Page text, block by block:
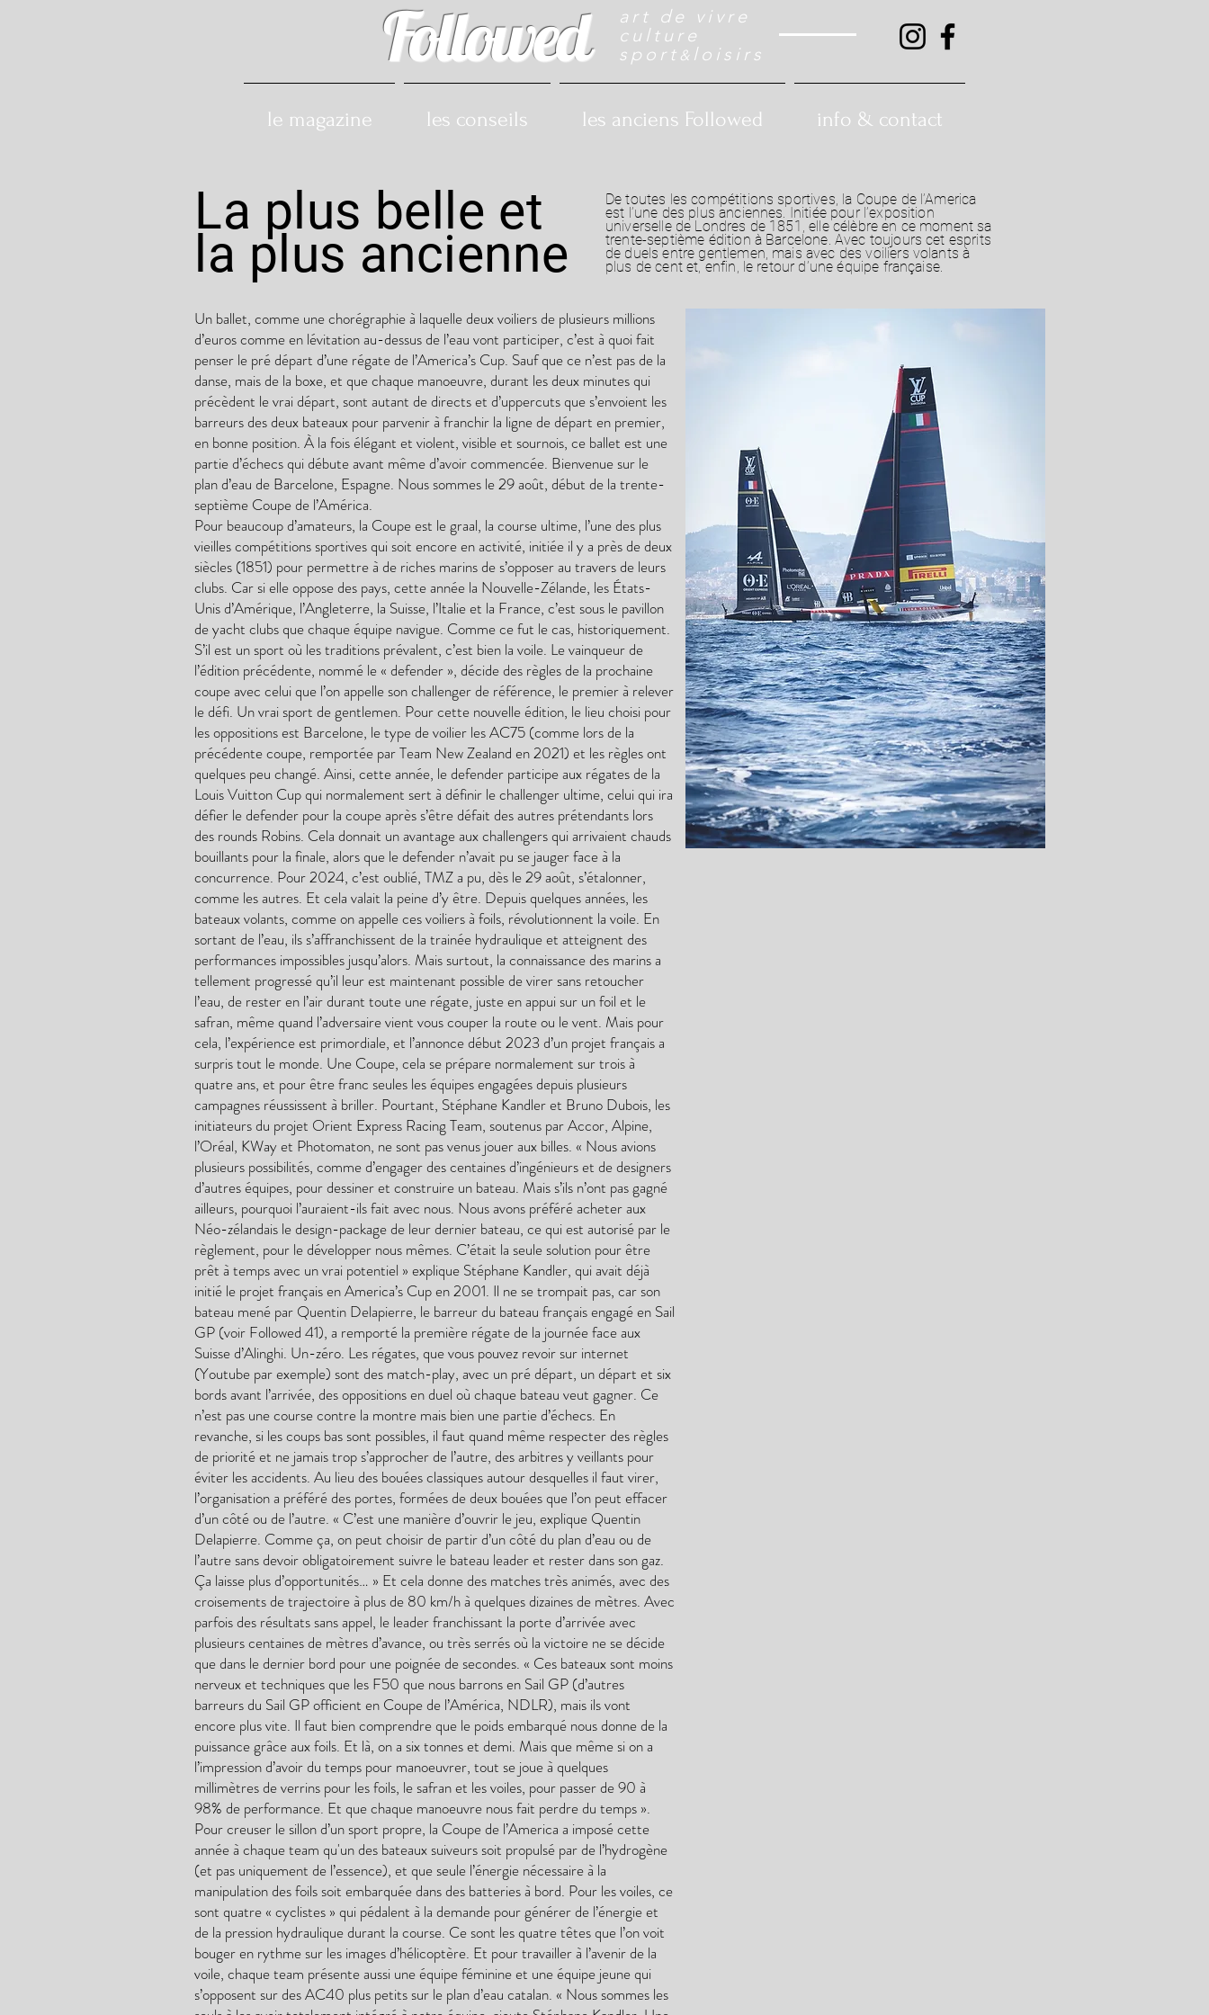
Followed
art de vivre
culture
sport & loisirs
le magazine les conseils les anciens Followed info & contact
La plus belle et
la plus ancienne
De toutes les compétitions sportives, la Coupe de l’America
est l’une des plus anciennes. Initiée pour l’exposition
universelle de Londres de 1851, elle célèbre en ce moment sa
trente-septième édition à Barcelone. Avec toujours cet esprits
de duels entre gentlemen, mais avec des voiliers volants à
plus de cent et, enfin, le retour d’une équipe française.
Un ballet, comme une chorégraphie à laquelle deux voiliers de plusieurs millions
d’euros comme en lévitation au-dessus de l’eau vont participer, c’est à quoi fait
penser le pré départ d’une régate de l’America’s Cup. Sauf que ce n’est pas de la
danse, mais de la boxe, et que chaque manoeuvre, durant les deux minutes qui
précèdent le vrai départ, sont autant de directs et d’uppercuts que s’envoient les
barreurs des deux bateaux pour parvenir à franchir la ligne de départ en premier,
en bonne position. À la fois élégant et violent, visible et sournois, ce ballet est une
partie d’échecs qui débute avant même d’avoir commencée. Bienvenue sur le
plan d’eau de Barcelone, Espagne. Nous sommes le 29 août, début de la trente-
septième Coupe de l’América.
Pour beaucoup d’amateurs, la Coupe est le graal, la course ultime, l’une des plus
vieilles compétitions sportives qui soit encore en activité, initiée il y a près de deux
siècles (1851) pour permettre à de riches marins de s’opposer au travers de leurs
clubs. Car si elle oppose des pays, cette année la Nouvelle-Zélande, les États-
Unis d’Amérique, l’Angleterre, la Suisse, l’Italie et la France, c’est sous le pavillon
de yacht clubs que chaque équipe navigue. Comme ce fut le cas, historiquement.
S’il est un sport où les traditions prévalent, c’est bien la voile. Le vainqueur de
l’édition précédente, nommé le « defender », décide des règles de la prochaine
coupe avec celui que l’on appelle son challenger de référence, le premier à relever
le défi. Un vrai sport de gentlemen. Pour cette nouvelle édition, le lieu choisi pour
les oppositions est Barcelone, le type de voilier les AC75 (comme lors de la
précédente coupe, remportée par Team New Zealand en 2021) et les règles ont
quelques peu changé. Ainsi, cette année, le defender participe aux régates de la
Louis Vuitton Cup qui normalement sert à définir le challenger ultime, celui qui ira
défier le defender pour la coupe après s’être défait des autres prétendants lors
des rounds Robins. Cela donnait un avantage aux challengers qui arrivaient chauds
bouillants pour la finale, alors que le defender n’avait pu se jauger face à la
concurrence. Pour 2024, c’est oublié, TMZ a pu, dès le 29 août, s’étalonner,
comme les autres. Et cela valait la peine d’y être. Depuis quelques années, les
bateaux volants, comme on appelle ces voiliers à foils, révolutionnent la voile. En
sortant de l’eau, ils s’affranchissent de la trainée hydraulique et atteignent des
performances impossibles jusqu’alors. Mais surtout, la connaissance des marins a
tellement progressé qu’il leur est maintenant possible de virer sans retoucher
l’eau, de rester en l’air durant toute une régate, juste en appui sur un foil et le
safran, même quand l’adversaire vient vous couper la route ou le vent. Mais pour
cela, l’expérience est primordiale, et l’annonce début 2023 d’un projet français a
surpris tout le monde. Une Coupe, cela se prépare normalement sur trois à
quatre ans, et pour être franc seules les équipes engagées depuis plusieurs
campagnes réussissent à briller. Pourtant, Stéphane Kandler et Bruno Dubois, les
initiateurs du projet Orient Express Racing Team, soutenus par Accor, Alpine,
l’Oréal, KWay et Photomaton, ne sont pas venus jouer aux billes. « Nous avions
plusieurs possibilités, comme d’engager des centaines d’ingénieurs et de designers
d’autres équipes, pour dessiner et construire un bateau. Mais s’ils n’ont pas gagné
ailleurs, pourquoi l’auraient-ils fait avec nous. Nous avons préféré acheter aux
Néo-zélandais le design-package de leur dernier bateau, ce qui est autorisé par le
règlement, pour le développer nous mêmes. C’était la seule solution pour être
prêt à temps avec un vrai potentiel » explique Stéphane Kandler, qui avait déjà
initié le projet français en America’s Cup en 2001. Il ne se trompait pas, car son
bateau mené par Quentin Delapierre, le barreur du bateau français engagé en Sail
GP (voir Followed 41), a remporté la première régate de la journée face aux
Suisse d’Alinghi. Un-zéro. Les régates, que vous pouvez revoir sur internet
(Youtube par exemple) sont des match-play, avec un pré départ, un départ et six
bords avant l’arrivée, des oppositions en duel où chaque bateau veut gagner. Ce
n’est pas une course contre la montre mais bien une partie d’échecs. En
revanche, si les coups bas sont possibles, il faut quand même respecter des règles
de priorité et ne jamais trop s’approcher de l’autre, des arbitres y veillants pour
éviter les accidents. Au lieu des bouées classiques autour desquelles il faut virer,
l’organisation a préféré des portes, formées de deux bouées que l’on peut effacer
d’un côté ou de l’autre. « C’est une manière d’ouvrir le jeu, explique Quentin
Delapierre. Comme ça, on peut choisir de partir d’un côté du plan d’eau ou de
l’autre sans devoir obligatoirement suivre le bateau leader et rester dans son gaz.
Ça laisse plus d’opportunités… » Et cela donne des matches très animés, avec des
croisements de trajectoire à plus de 80 km/h à quelques dizaines de mètres. Avec
parfois des résultats sans appel, le leader franchissant la porte d’arrivée avec
plusieurs centaines de mètres d’avance, ou très serrés où la victoire ne se décide
que dans le dernier bord pour une poignée de secondes. « Ces bateaux sont moins
nerveux et techniques que les F50 que nous barrons en Sail GP (d’autres
barreurs du Sail GP officient en Coupe de l’América, NDLR), mais ils vont
encore plus vite. Il faut bien comprendre que le poids embarqué nous donne de la
puissance grâce aux foils. Et là, on a six tonnes et demi. Mais que même si on a
l’impression d’avoir du temps pour manoeuvrer, tout se joue à quelques
millimètres de verrins pour les foils, le safran et les voiles, pour passer de 90 à
98% de performance. Et que chaque manoeuvre nous fait perdre du temps ».
Pour creuser le sillon d’un sport propre, la Coupe de l’America a imposé cette
année à chaque team qu'un des bateaux suiveurs soit propulsé par de l’hydrogène
(et pas uniquement de l’essence), et que seule l’énergie nécessaire à la
manipulation des foils soit embarquée dans des batteries à bord. Pour les voiles, ce
sont quatre « cyclistes » qui pédalent à la demande pour générer de l’énergie et
de la pression hydraulique durant la course. Ce sont les quatre têtes que l’on voit
bouger en rythme sur les images d’hélicoptère. Et pour travailler à l’avenir de la
voile, chaque team présente aussi une équipe féminine et une équipe jeune qui
s’opposent sur des AC40 plus petits sur le plan d’eau catalan. « Nous sommes les